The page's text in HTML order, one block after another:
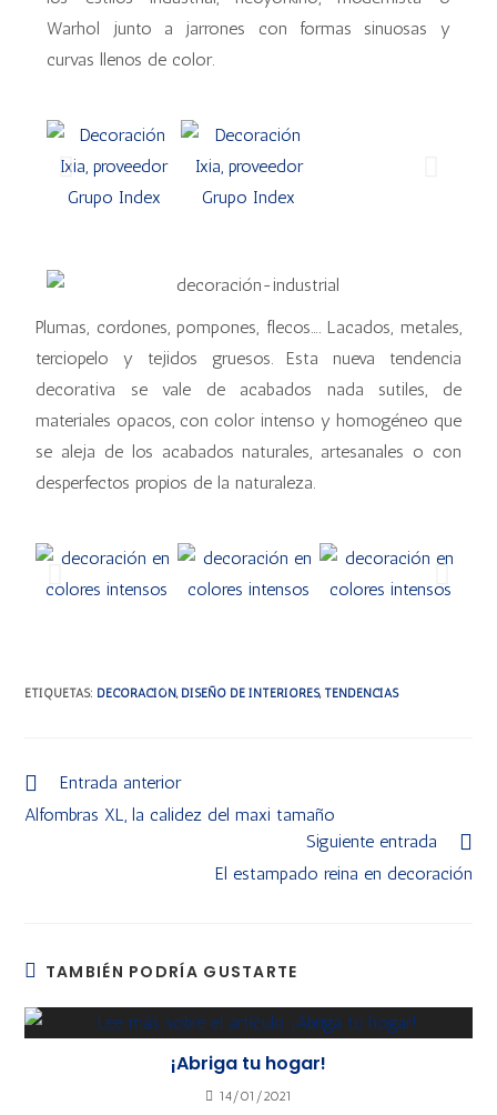
Warhol junto a jarrones con formas sinuosas y
curvas llenos de color.
Plumas, cordones, pompones, flecos…. Lacados, metales,
terciopelo y tejidos gruesos. Esta nueva tendencia
decorativa se vale de acabados nada sutiles, de
materiales opacos, con color intenso y homogéneo que
se aleja de los acabados naturales, artesanales o con
desperfectos propios de la naturaleza.
ETIQUETAS: DECORACIÓN, DISEÑO DE INTERIORES, TENDENCIAS
Entrada anterior
Alfombras XL, la calidez del maxi tamaño
Siguiente entrada
El estampado reina en decoración
TAMBIÉN PODRÍA GUSTARTE
¡Abriga tu hogar!
14/01/2021